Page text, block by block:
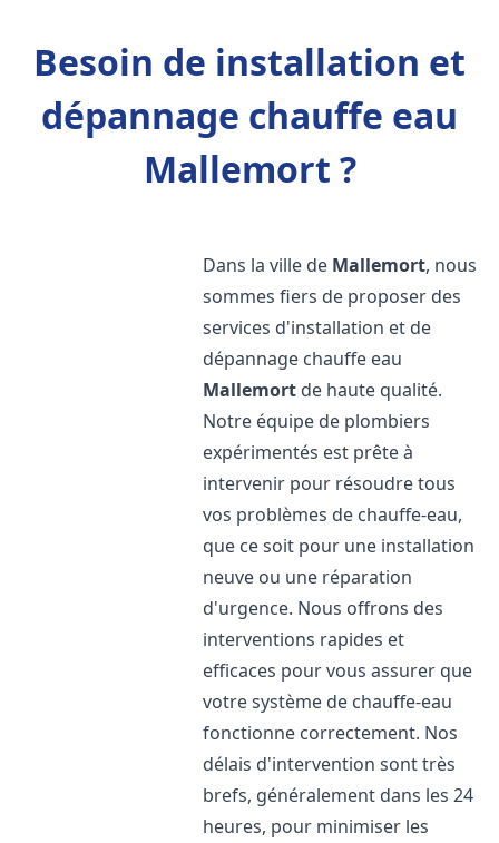
Besoin de installation et
dépannage chauffe eau
Mallemort ?
Dans la ville de Mallemort, nous
sommes fiers de proposer des
services d'installation et de
dépannage chauffe eau
Mallemort de haute qualité.
Notre équipe de plombiers
expérimentés est prête à
intervenir pour résoudre tous
vos problèmes de chauffe-eau,
que ce soit pour une installation
neuve ou une réparation
d'urgence. Nous offrons des
interventions rapides et
efficaces pour vous assurer que
votre système de chauffe-eau
fonctionne correctement. Nos
délais d'intervention sont très
brefs, généralement dans les 24
heures, pour minimiser les